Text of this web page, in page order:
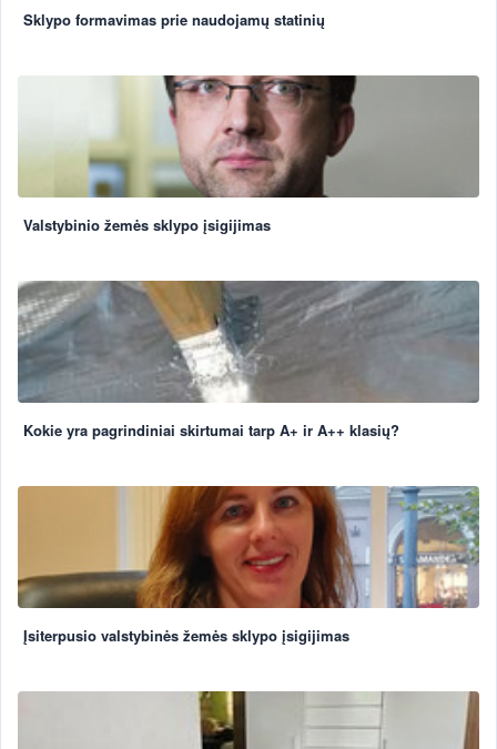
Sklypo formavimas prie naudojamų statinių
Valstybinio žemės sklypo įsigijimas
Kokie yra pagrindiniai skirtumai tarp A+ ir A++ klasių?
Įsiterpusio valstybinės žemės sklypo įsigijimas